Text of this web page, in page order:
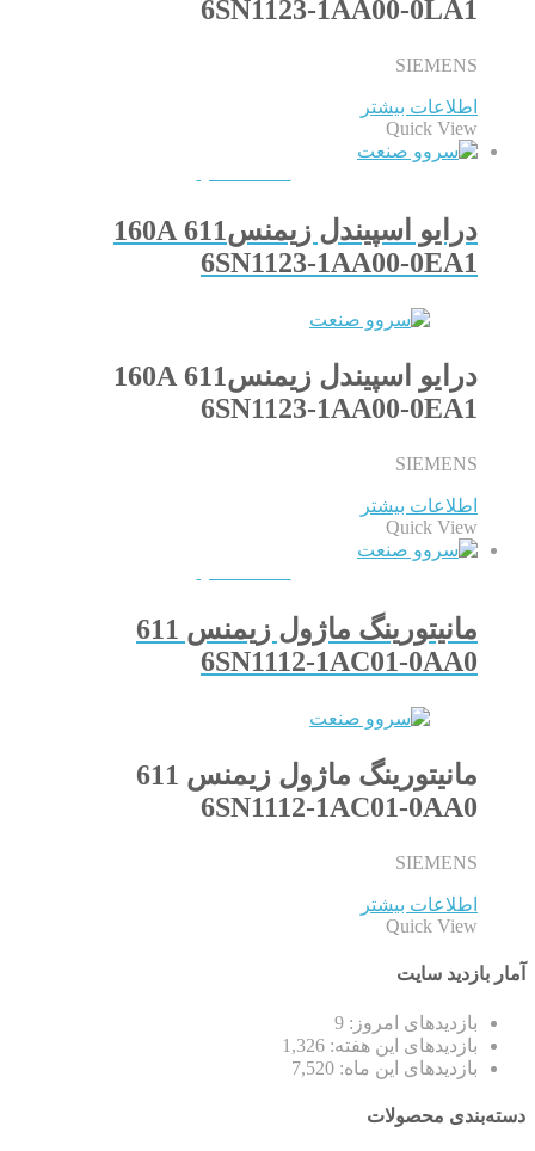
6SN1123-1AA00-0LA1
SIEMENS
اطلاعات بیشتر
Quick View
درایو اسپیندل زیمنس611 160A
6SN1123-1AA00-0EA1
درایو اسپیندل زیمنس611 160A
6SN1123-1AA00-0EA1
SIEMENS
اطلاعات بیشتر
Quick View
مانیتورینگ ماژول زیمنس 611
6SN1112-1AC01-0AA0
مانیتورینگ ماژول زیمنس 611
6SN1112-1AC01-0AA0
SIEMENS
اطلاعات بیشتر
Quick View
آمار بازدید سایت
بازدیدهای امروز: 9
بازدیدهای این هفته: 1,326
بازدیدهای این ماه: 7,520
دسته‌بندی محصولات